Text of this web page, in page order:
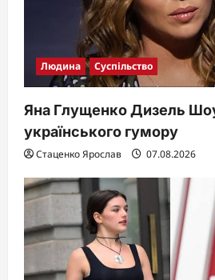
Людина Суспільство
Яна Глущенко Дизель
українського гумору
Стаценко Ярослав 07.08.2026